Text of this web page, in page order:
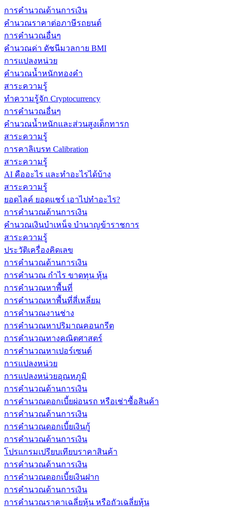
การคำนวณด้านการเงิน
คำนวณราคาต่อภาษีรถยนต์
การคำนวณอื่นๆ
คำนวณค่า ดัชนีมวลกาย BMI
การแปลงหน่วย
คำนวณน้ำหนักทองคำ
สาระความรู้
ทำความรู้จัก Cryptocurrency
การคำนวณอื่นๆ
คำนวณน้ำหนักและส่วนสูงเด็กทารก
สาระความรู้
การคาลิเบรท Calibration
สาระความรู้
AI คืออะไร และทำอะไรได้บ้าง
สาระความรู้
ยอดไลค์ ยอดแชร์ เอาไปทำอะไร?
การคำนวณด้านการเงิน
คำนวณเงินบำเหน็จ บำนาญข้าราชการ
สาระความรู้
ประวัติเครื่องคิดเลข
การคำนวณด้านการเงิน
การคำนวณ กำไร ขาดทุน หุ้น
การคำนวณหาพื้นที่
การคำนวณหาพื้นที่สี่เหลี่ยม
การคำนวณงานช่าง
การคำนวณหาปริมาณคอนกรีต
การคำนวณทางคณิตศาสตร์
การคำนวณหาเปอร์เซนต์
การแปลงหน่วย
การแปลงหน่วยอุณหภูมิ
การคำนวณด้านการเงิน
การคำนวณดอกเบี้ยผ่อนรถ หรือเช่าซื้อสินค้า
การคำนวณด้านการเงิน
การคำนวณดอกเบี้ยเงินกู้
การคำนวณด้านการเงิน
โปรแกรมเปรียบเทียบราคาสินค้า
การคำนวณด้านการเงิน
การคำนวณดอกเบี้ยเงินฝาก
การคำนวณด้านการเงิน
การคำนวณราคาเฉลี่ยหุ้น หรือถัวเฉลี่ยหุ้น